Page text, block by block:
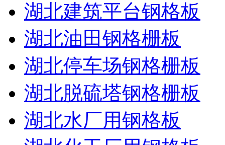
湖北建筑平台钢格板
湖北油田钢格栅板
湖北停车场钢格栅板
湖北脱硫塔钢格栅板
湖北水厂用钢格板